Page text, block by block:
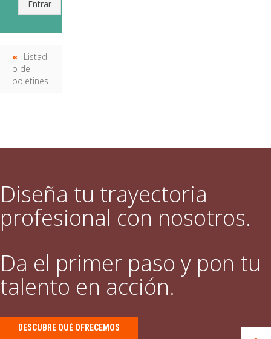
Entrar
Listad
o de
boletines
Diseña tu trayectoria
profesional con nosotros.
Da el primer paso y pon tu
talento en acción.
DESCUBRE QUÉ OFRECEMOS